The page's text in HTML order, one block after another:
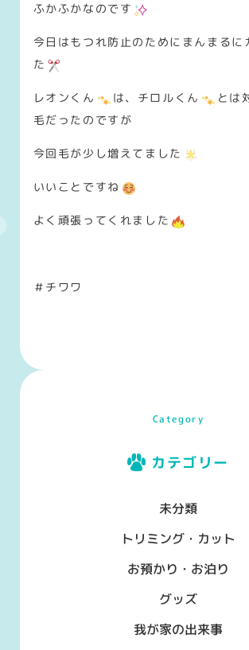
ふかふかなのです
今日はもつれ防止のためにまんまるに
た
レオンくん は、チロルくん
とは
毛だったのですが
今回毛が少し増えてました
いいことですね
よく頑張ってくれました
＃チワワ
Category
カテゴリー
未分類
トリミング・カット
お預かり・お泊り
グッズ
我が家の出来事